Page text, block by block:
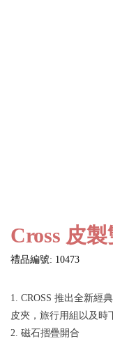
Cross 皮
禮品編號: 10473
1. CROSS 推出全新經
皮夾，旅行用組以及時
2. 磁石摺疊開合